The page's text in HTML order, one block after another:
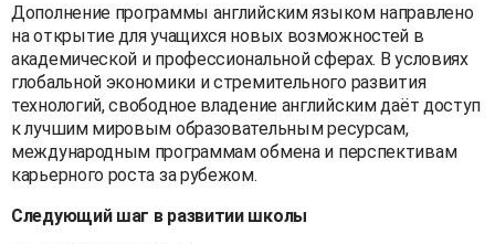
Дополнение программы английским языком направлено
на открытие для учащихся новых возможностей в
академической и профессиональной сферах. В условиях
глобальной экономики и стремительного развития
технологий, свободное владение английским даёт доступ
к лучшим мировым образовательным ресурсам,
международным программам обмена и перспективам
карьерного роста за рубежом.
Следующий шаг в развитии школы